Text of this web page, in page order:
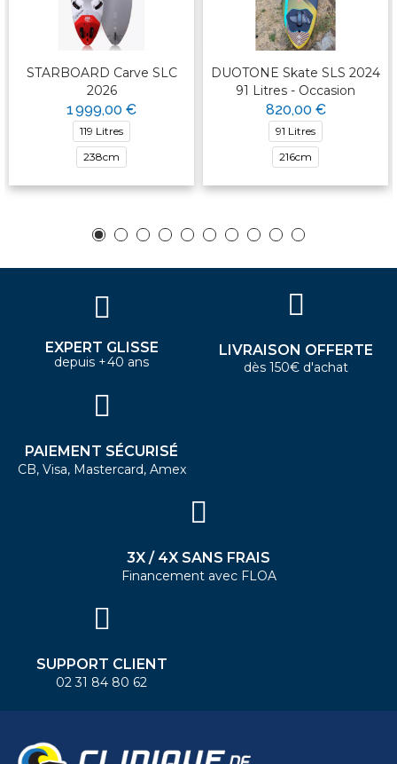
STARBOARD Carve SLC
2026
1 999,00 €
119 Litres
238cm
DUOTONE Skate SLS 2024
91 Litres - Occasion
820,00 €
91 Litres
216cm
EXPERT GLISSE
depuis +40 ans
LIVRAISON OFFERTE
dès 150€ d'achat
PAIEMENT SÉCURISÉ
CB, Visa, Mastercard, Amex
3X / 4X SANS FRAIS
Financement avec FLOA
SUPPORT CLIENT
02 31 84 80 62